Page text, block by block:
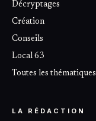
Décryptages
Création
Conseils
Local 63
Toutes les thématiques
LA RÉDACTION